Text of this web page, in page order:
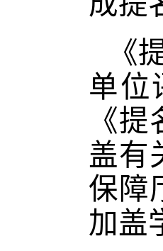
《
单位
《
盖有
保障
加盖